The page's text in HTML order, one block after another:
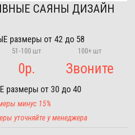
САЯНЫ ДИЗАЙН
размеры от 42 до 58
51-100 шт 100+ шт
0р. Звоните
размеры от 30 до 40
минус 15%
уточняйте у менеджера